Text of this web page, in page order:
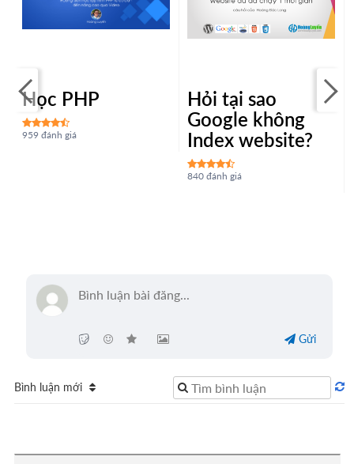
Học PHP
959 đánh giá
Hỏi tại sao
Google không
Index website?
840 đánh giá
Gửi
Bình luận mới